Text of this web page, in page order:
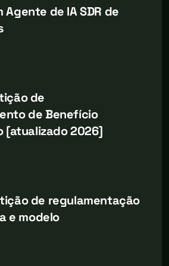
Agente de IA SDR de
de
de Benefício
[atualizado 2026]
de regulamentação
e modelo